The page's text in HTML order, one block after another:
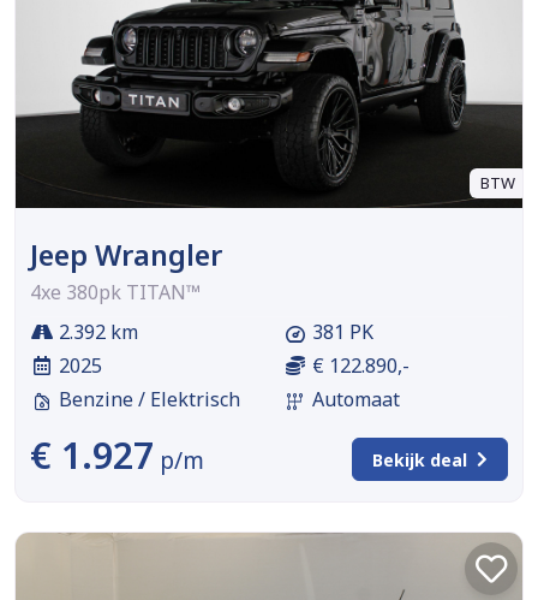
BTW
Jeep Wrangler
4xe 380pk TITAN™
2.392 km
2025
Benzine / Elektrisch
381 PK
€ 122.890,-
Automaat
€ 1.927 p/m Bekijk deal